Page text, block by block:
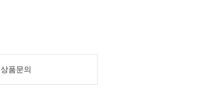
상품문의